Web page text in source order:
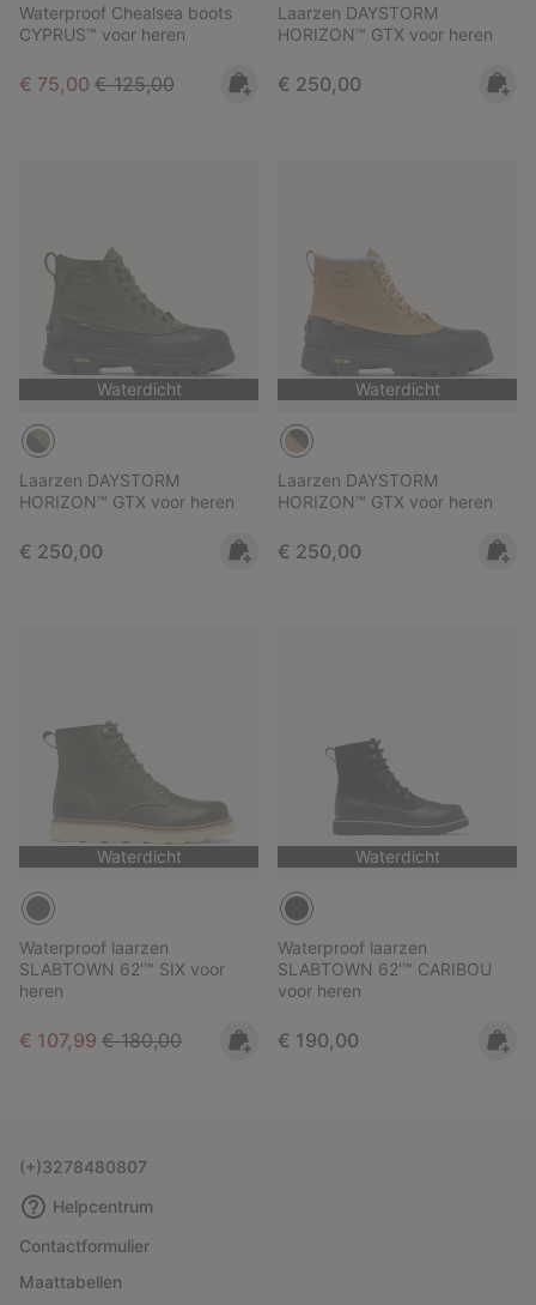
Waterproof Chealsea boots
CYPRUS™ voor heren
Sale price:
€ 75,00 Regular price:
€ 125,00
Laarzen DAYSTORM
HORIZON™ GTX voor heren
Regular price:
€ 250,00
Waterdicht
Laarzen DAYSTORM
HORIZON™ GTX voor heren
Regular price:
€ 250,00
Waterdicht
Laarzen DAYSTORM
HORIZON™ GTX voor heren
Regular price:
€ 250,00
Waterdicht
Waterproof laarzen
SLABTOWN 62'™ SIX voor
heren
Sale price:
€ 107,99 Regular price:
€ 180,00
Waterdicht
Waterproof laarzen
SLABTOWN 62'™ CARIBOU
voor heren
Regular price:
€ 190,00
(+)3278480807
Helpcentrum
Contactformulier
Maattabellen